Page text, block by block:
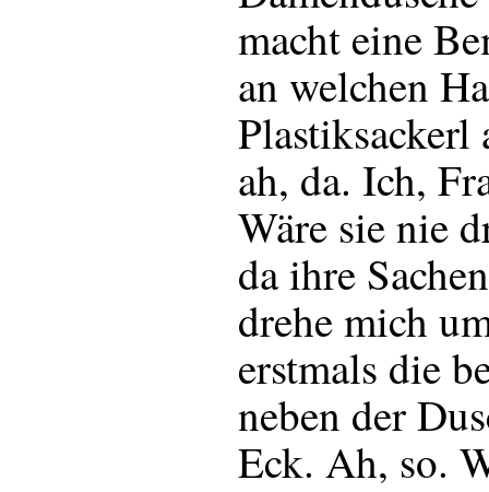
macht eine
an welchen
Plastiksackerl
ah, da. Ich,
Wäre sie nie
da ihre
drehe mich
erstmals die
neben der
Eck. Ah, so.